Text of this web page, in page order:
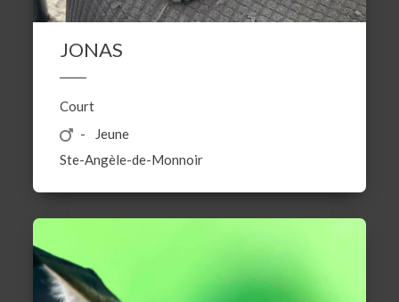
JONAS
Court
Jeune
Ste-Angèle-de-Monnoir